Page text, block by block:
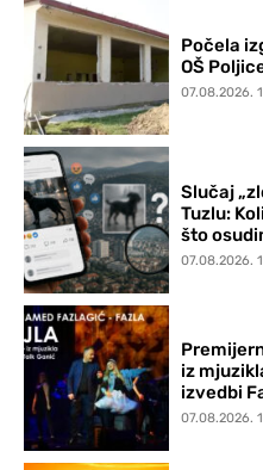
Počela
OŠ
07.08.2026.
Slučaj
Tuzlu:
što
07.08.2026.
iz
izvedbi
07.08.2026.